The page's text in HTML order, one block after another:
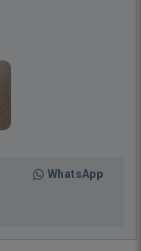
WhatsApp